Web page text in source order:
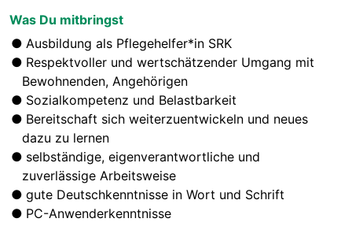
Was Du mitbringst
Ausbildung als Pflegehelfer*in SRK
Respektvoller und wertschätzender Umgang mit
Bewohnenden, Angehörigen
Sozialkompetenz und Belastbarkeit
Bereitschaft sich weiterzuentwickeln und neues
dazu zu lernen
selbständige, eigenverantwortliche und
zuverlässige Arbeitsweise
gute Deutschkenntnisse in Wort und Schrift
PC-Anwenderkenntnisse